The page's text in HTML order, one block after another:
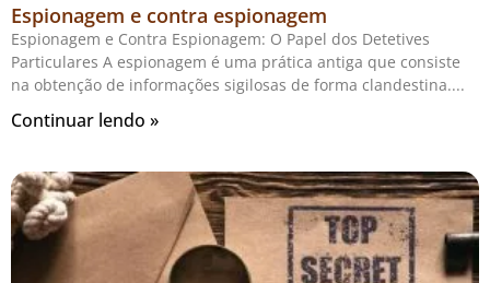
Espionagem e contra espionagem
Espionagem e Contra Espionagem: O Papel dos Detetives
Particulares A espionagem é uma prática antiga que consiste
na obtenção de informações sigilosas de forma clandestina.
Continuar lendo »